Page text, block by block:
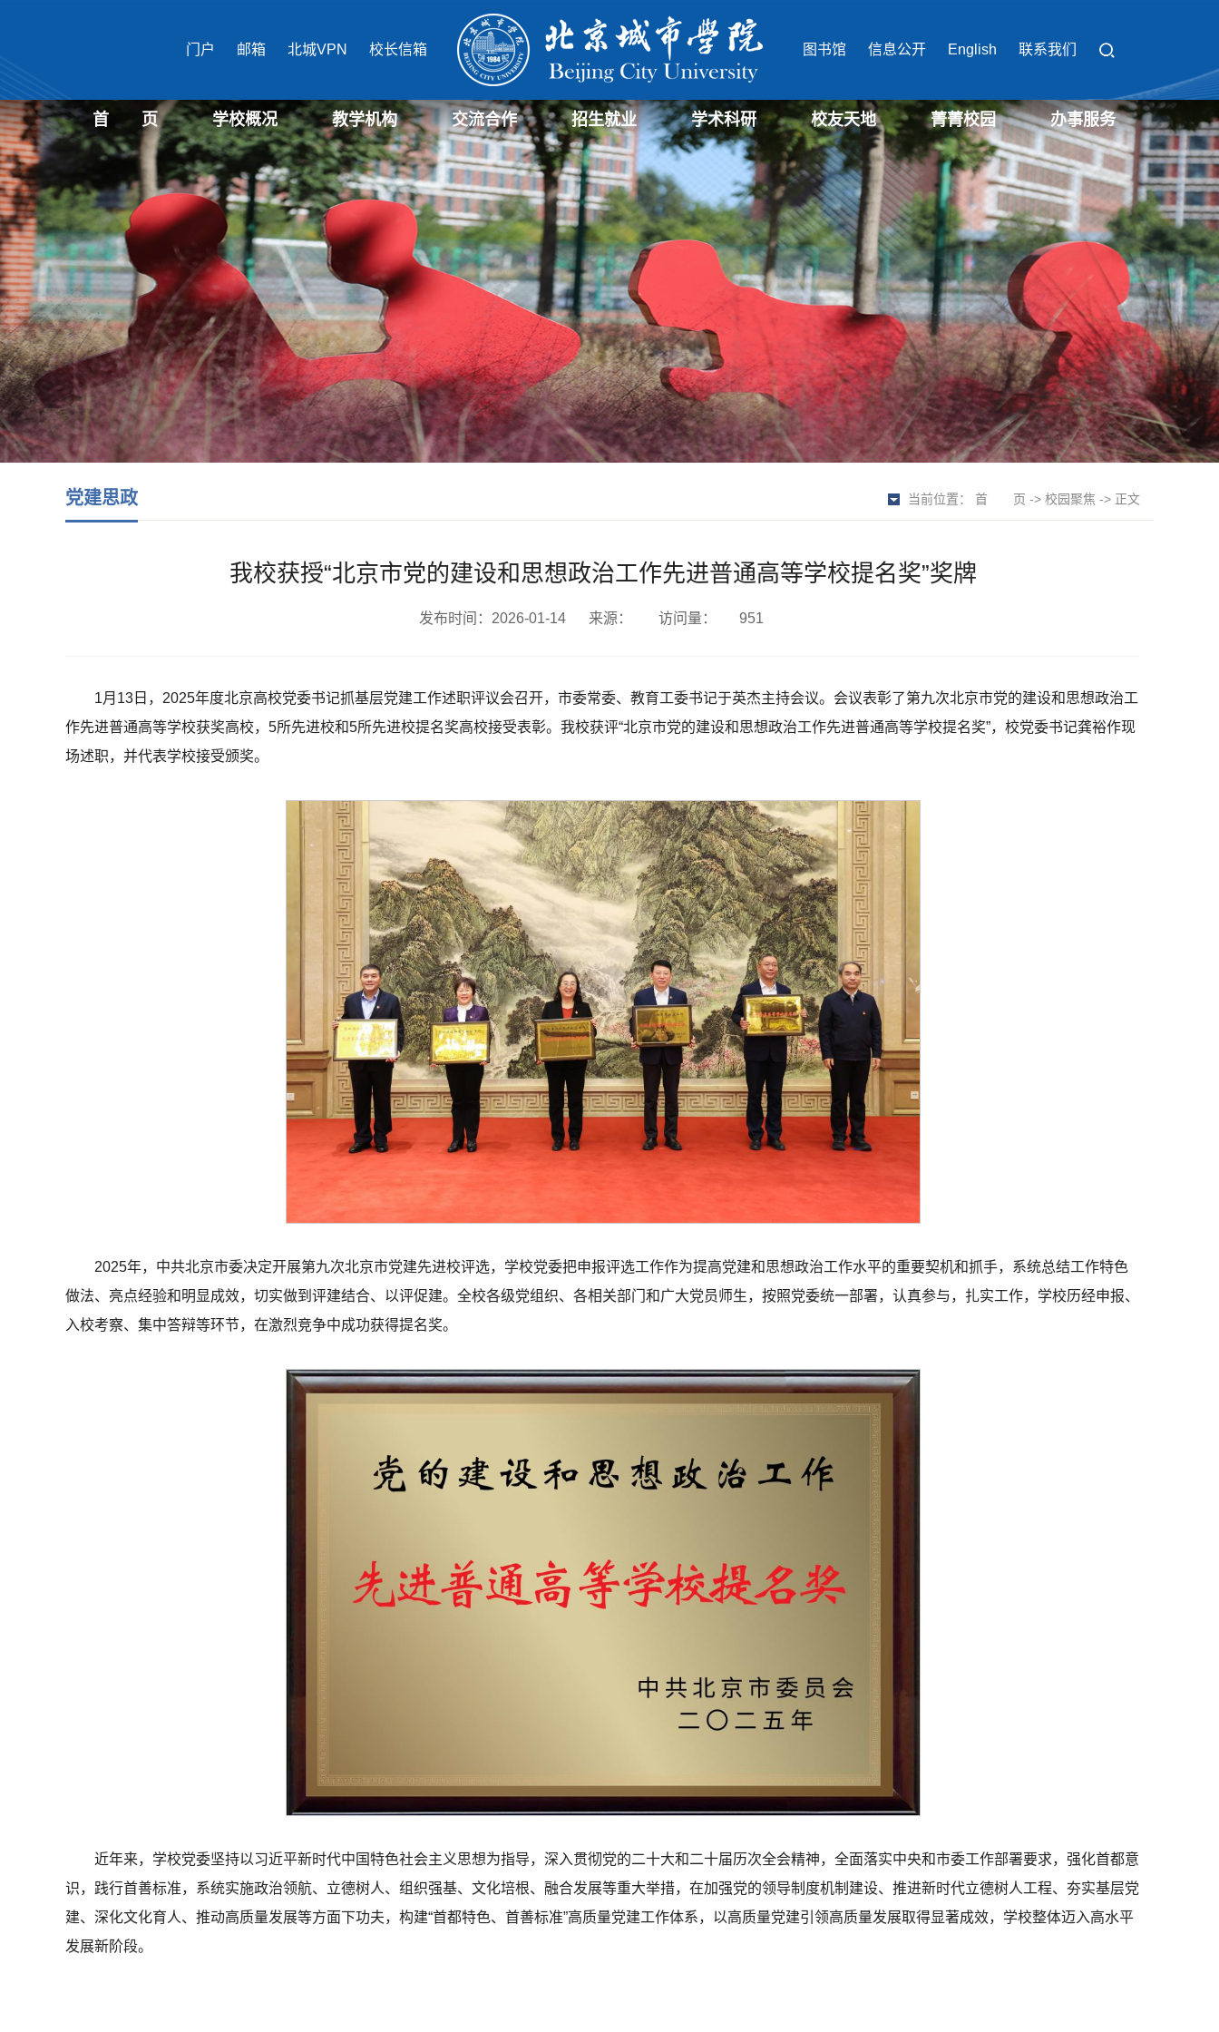
门户 邮箱 北城VPN 校长信箱 图书馆 信息公开 English 联系我们
首 页 学校概况
学校介绍
现任领导
机构设置
教学机构
公共管理学部
经济管理学部
国际文化与传播学部
艺术设计学部
表演学部
生物医药学部
信息学部
城市建设学部
教育学部
教育培训中心
文化遗产学部
马克思主义学院
交流合作 招生就业
招生信息
就业信息
研究生招生信息
北城-华威项目管理硕士
北城-中德合作办学项目
学术科研
科研与社会服务处
科研机构
北城学报
校友天地 菁菁校园 办事服务
校园办事流程
校园缴费平台
校园服务
党建思政 当前位置： 首 页 -> 校园聚焦 -> 正文
我校获授“北京市党的建设和思想政治工作先进普通高等学校提名奖”奖牌
发布时间：2026-01-14 来源： 访问量： 951
1月13日，2025年度北京高校党委书记抓基层党建工作述职评议会召开，市委常委、教育工委书记于英杰主持会议。会议表彰了第九次北京市党的建设和思想政治工
作先进普通高等学校获奖高校，5所先进校和5所先进校提名奖高校接受表彰。我校获评“北京市党的建设和思想政治工作先进普通高等学校提名奖”，校党委书记龚裕作现
场述职，并代表学校接受颁奖。
2025年，中共北京市委决定开展第九次北京市党建先进校评选，学校党委把申报评选工作作为提高党建和思想政治工作水平的重要契机和抓手，系统总结工作特色
做法、亮点经验和明显成效，切实做到评建结合、以评促建。全校各级党组织、各相关部门和广大党员师生，按照党委统一部署，认真参与，扎实工作，学校历经申报、
入校考察、集中答辩等环节，在激烈竞争中成功获得提名奖。
近年来，学校党委坚持以习近平新时代中国特色社会主义思想为指导，深入贯彻党的二十大和二十届历次全会精神，全面落实中央和市委工作部署要求，强化首都意
识，践行首善标准，系统实施政治领航、立德树人、组织强基、文化培根、融合发展等重大举措，在加强党的领导制度机制建设、推进新时代立德树人工程、夯实基层党
建、深化文化育人、推动高质量发展等方面下功夫，构建“首都特色、首善标准”高质量党建工作体系，以高质量党建引领高质量发展取得显著成效，学校整体迈入高水平
发展新阶段。